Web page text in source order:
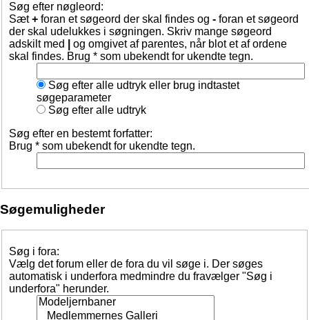
Søg efter nøgleord:
Sæt+ foran et søgeord der skal findes og - foran et søgeord
der skal udelukkes i søgningen. Skriv mange søgeord
adskilt med
og omgivet af parentes, når blot et af ordene
skal findes. Brug * som ubekendt for ukendte tegn.
Søg efter alle udtryk eller brug indtastet
søgeparameter
Søg efter alle udtryk
Søg efter en bestemt forfatter:
Brug * som ubekendt for ukendte tegn.
Søgemuligheder
Søg i fora:
Vælg det forum eller de fora du vil søge i. Der søges
automatisk i underfora medmindre du fravælger "Søg i
underfora" herunder.